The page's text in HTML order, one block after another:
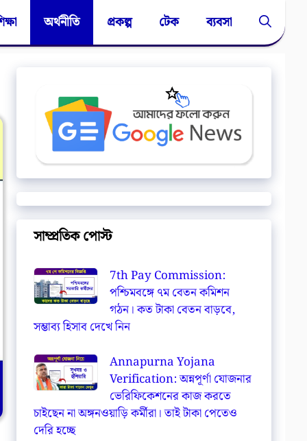
অর্থনীতি প্রকল্প টেক ব্যবসা
সাম্প্রতিক পোস্ট
7th Pay Commission:
পশ্চিমবঙ্গে ৭ম বেতন কমিশন
গঠন। কত টাকা বেতন বাড়বে,
সম্ভাব্য হিসাব দেখে নিন
Annapurna Yojana
Verification: অন্নপূর্ণা যোজনার
ভেরিফিকেশনের কাজ করতে
চাইছেন না অঙ্গনওয়াড়ি কর্মীরা। তাই টাকা পেতেও
দেরি হচ্ছে